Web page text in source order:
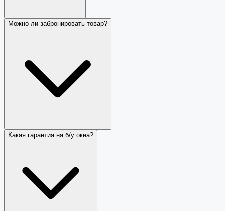
Можно ли забронировать товар?
Какая гарантия на б/у окна?